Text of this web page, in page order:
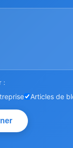
:
Articles de